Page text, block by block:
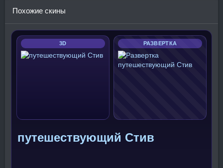
Похожие скины
3D РАЗВЕРТКА
путешествующий Стив